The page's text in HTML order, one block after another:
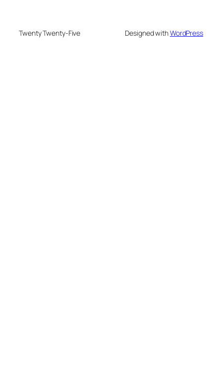
Twenty Twenty-Five Designed withWordPress